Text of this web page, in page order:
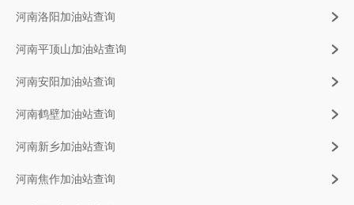
河南洛阳加油站查询
河南平顶山加油站查询
河南安阳加油站查询
河南鹤壁加油站查询
河南新乡加油站查询
河南焦作加油站查询